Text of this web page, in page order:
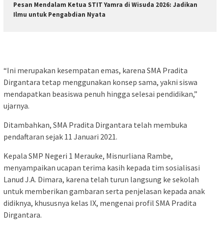
Pesan Mendalam Ketua STIT Yamra di Wisuda 2026: Jadikan
Ilmu untuk Pengabdian Nyata
“Ini merupakan kesempatan emas, karena SMA Pradita
Dirgantara tetap menggunakan konsep sama, yakni siswa
mendapatkan beasiswa penuh hingga selesai pendidikan,”
ujarnya.
Ditambahkan, SMA Pradita Dirgantara telah membuka
pendaftaran sejak 11 Januari 2021.
Kepala SMP Negeri 1 Merauke, Misnurliana Rambe,
menyampaikan ucapan terima kasih kepada tim sosialisasi
Lanud J.A. Dimara, karena telah turun langsung ke sekolah
untuk memberikan gambaran serta penjelasan kepada anak
didiknya, khususnya kelas IX, mengenai profil SMA Pradita
Dirgantara.